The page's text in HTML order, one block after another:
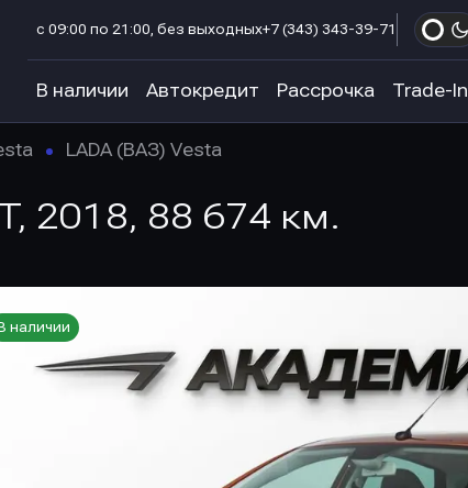
с 09:00 по 21:00, без выходных+7 (343) 343-39-71
В наличии Автокредит Рассрочка Trade-In
LADA (ВАЗ) Vesta
2018, 88 674 км.
В наличии